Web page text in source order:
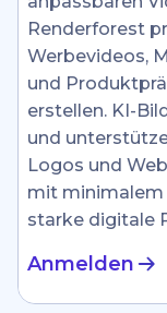
Renderforest
Werbevideos,
und
erstellen. KI-
und
Logos und
mit minimalem
starke digitale
Anmelden